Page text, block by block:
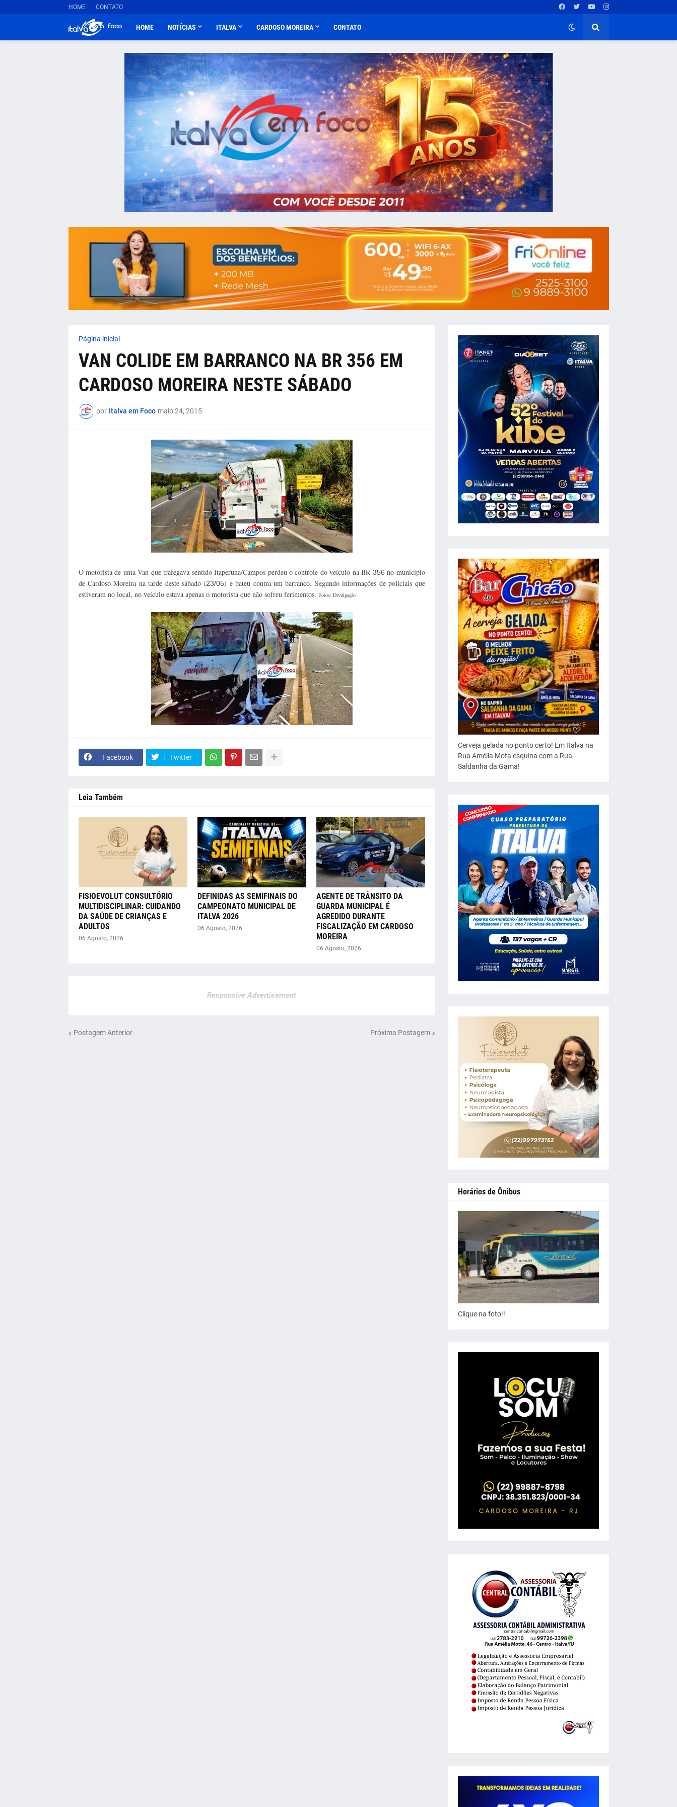
HOME CONTATO
HOME NOTÍCIAS ITALVA CARDOSO MOREIRA CONTATO
Página inicial
VAN COLIDE EM BARRANCO NA BR 356 EM
CARDOSO MOREIRA NESTE SÁBADO
por Italva em Foco maio 24, 2015
O motorista de uma Van que trafegava sentido Itaperuna/Campos perdeu o controle do veículo na BR 356 no município
de Cardoso Moreira na tarde deste sábado (23/05) e bateu contra um barranco. Segundo informações de policiais que
estiveram no local, no veículo estava apenas o motorista que não sofreu ferimentos. Fotos: Divulgação
Facebook Twitter
Leia Também
FISIOEVOLUT CONSULTÓRIO
MULTIDISCIPLINAR: CUIDANDO
DA SAÚDE DE CRIANÇAS E
ADULTOS
06 Agosto, 2026
DEFINIDAS AS SEMIFINAIS DO
CAMPEONATO MUNICIPAL DE
ITALVA 2026
06 Agosto, 2026
AGENTE DE TRÂNSITO DA
GUARDA MUNICIPAL É
AGREDIDO DURANTE
FISCALIZAÇÃO EM CARDOSO
MOREIRA
06 Agosto, 2026
Responsive Advertisement
Postagem Anterior Próxima Postagem
Cerveja gelada no ponto certo! Em Italva na
Rua Amélia Mota esquina com a Rua
Saldanha da Gama!
Horários de Ônibus
Clique na foto!!